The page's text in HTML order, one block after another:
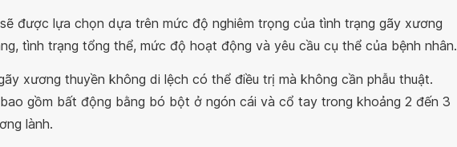
được lựa chọn dựa trên mức độ nghiêm trọng của tình trạng gãy xương
tình trạng tổng thể, mức độ hoạt động và yêu cầu cụ thể của bệnh nhân.
xương thuyền không di lệch có thể điều trị mà không cần phẫu thuật.
gồm bất động bằng bó bột ở ngón cái và cổ tay trong khoảng 2 đến 3
lành.